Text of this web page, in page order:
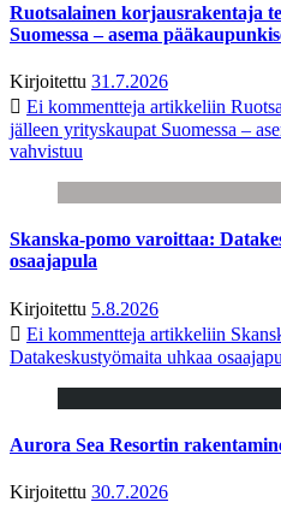
Ruotsalainen korjausrakentaja
Suomessa – asema
Kirjoitettu 31.7.2026
Ei kommentteja artikkeliin
jälleen yrityskaupat Suomessa –
vahvistuu
Skanska-pomo varoittaa:
osaajapula
Kirjoitettu 5.8.2026
Ei kommentteja artikkeliin
Datakeskustyömaita uhkaa
Aurora Sea Resortin
Kirjoitettu 30.7.2026